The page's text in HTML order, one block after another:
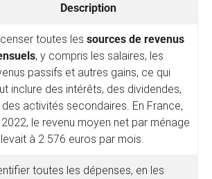
Description
toutes les sources de revenus
, y compris les salaires, les
passifs et autres gains, ce qui
inclure des intérêts, des dividendes,
des activités secondaires. En France,
2022, le revenu moyen net par ménage
à 2 576 euros par mois.
toutes les dépenses, en les